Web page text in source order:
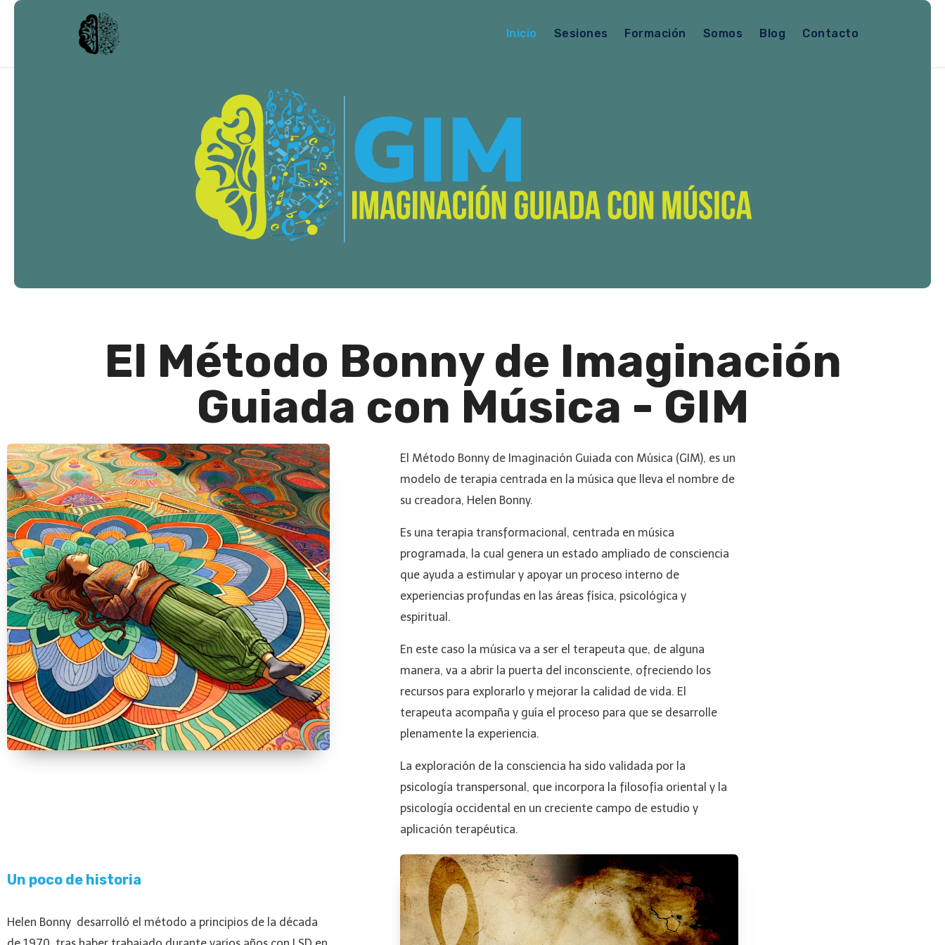
Inicio Sesiones Formación Somos Blog Contacto
El Método Bonny de Imaginación
Guiada con Música - GIM
El Método Bonny de Imaginación Guiada con Música (GIM), es un
modelo de terapia centrada en la música que lleva el nombre de
su creadora, Helen Bonny.
Es una terapia transformacional, centrada en música
programada, la cual genera un estado ampliado de consciencia
que ayuda a estimular y apoyar un proceso interno de
experiencias profundas en las áreas física, psicológica y
espiritual.
En este caso la música va a ser el terapeuta que, de alguna
manera, va a abrir la puerta del inconsciente, ofreciendo los
recursos para explorarlo y mejorar la calidad de vida. El
terapeuta acompaña y guía el proceso para que se desarrolle
plenamente la experiencia.
La exploración de la consciencia ha sido validada por la
psicología transpersonal, que incorpora la filosofía oriental y la
psicología occidental en un creciente campo de estudio y
aplicación terapéutica.
Un poco de historia
Helen Bonny desarrolló el método a principios de la década